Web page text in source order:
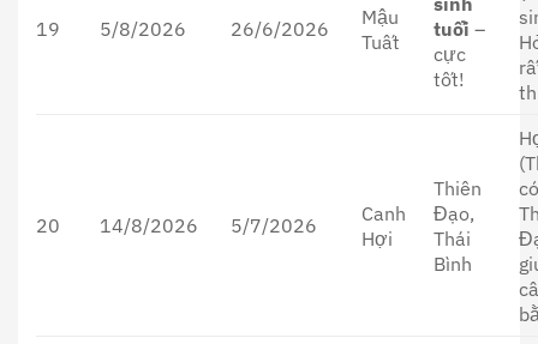
19 5/8/2026 26/6/2026
Mậu
Tuất
tuổi –
cực
tốt!
20 14/8/2026 5/7/2026
Canh
Hợi
Thiên
Đạo,
Thái
Bình